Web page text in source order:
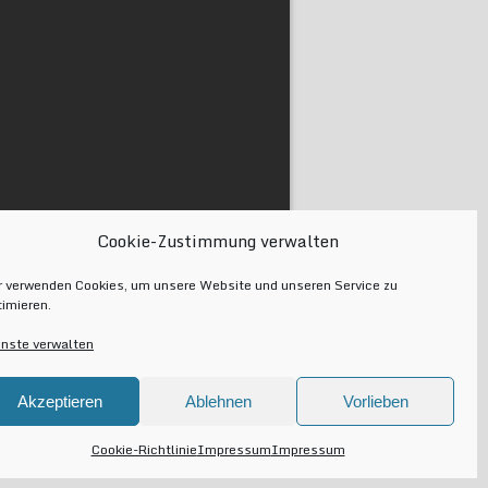
Cookie-Zustimmung verwalten
verwenden Cookies, um unsere Website und unseren Service zu
verwalten
Akzeptieren Ablehnen Vorlieben
Cookie-RichtlinieImpressumImpressum